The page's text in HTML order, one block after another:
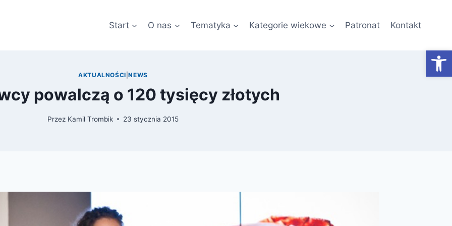
Start O nas Tematyka Kategorie wiekowe Patronat Kontakt
AKTUALNOŚCI |NEWS
powalczą o 120 tysięcy złotych
Przez Kamil Trombik 23 stycznia 2015